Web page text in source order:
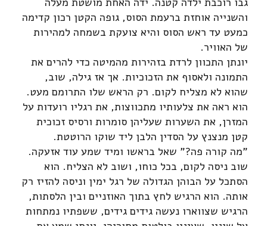
והשנייה אוחזת ברעמת הסוס, גופה הקטן רכון קדימה
כמעט עד ראש הסוס והיא צועקת בשמחה למהירות
של האוויר.
יונתן התכוון לרדת בזהירות מהמיטה כדי להרים את
התמונה ולאסוף את הזכוכיות. אך אז גילה, שוב,
שהוא לא מצליח לקום. רק הראש שלו התרומם מעט.
הוא ראה את צלעותיו מתכווצות, את רגליו רועדות על
המזרן, את השערות שעליהן סומרות ורסיס זכוכית
קטן מנצנץ על הסדין הלבן ליד שוקו הרוטטת.
"מה קורה פה?" שאל בראשו ומיד שמע עוד אזעקה.
שוב ניסה לקום, בכל כוחו, ושוב לא הצליח. הוא
הסתכל על הבוהן הגדולה של רגל ימין וניסה להזיז רק
אותה. הוא הרגיש לחץ בתוך האוזניים ובין הלסתות,
הרגיש שצווארו נעשה גידים גידים, ששפתיו נמתחות